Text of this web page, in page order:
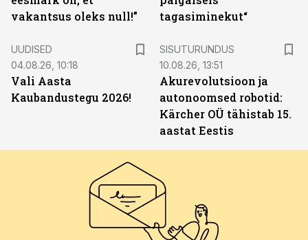
vakantsus oleks null!”
tagasiminekut“
UUDISED
04.08.26, 10:18
Vali Aasta
Kaubandustegu 2026!
SISUTURUNDUS
10.08.26, 13:51
Akurevolutsioon ja
autonoomsed robotid:
Kärcher OÜ tähistab 15.
aastat Eestis